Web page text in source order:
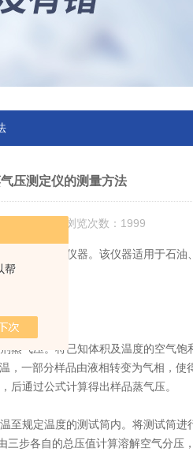
帮
压测定仪的测量方法
03-24 浏览次数：1999
、快速测试仪器。该仪器适用于石
压力。
气压。将已知体积及温度的空气饱
一部分样品由液相转变为气相，使
后通过公式计算得出样品蒸气压。
规定温度的测试筒内。将测试筒进
步各自的总压值计算溶解空气分压